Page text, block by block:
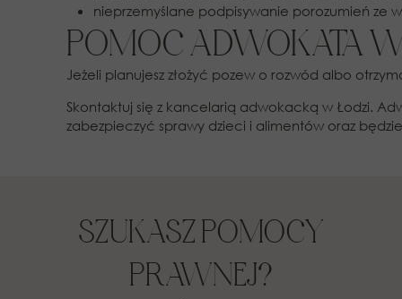
nieprzemyślane podpisywanie porozumień ze
POMOC ADWOKATA
Jeżeli planujesz złożyć pozew o rozwód albo
Skontaktuj się z kancelarią adwokacką w Łodzi.
zabezpieczyć sprawy dzieci i alimentów oraz
SZUKASZ POMOCY
PRAWNEJ?